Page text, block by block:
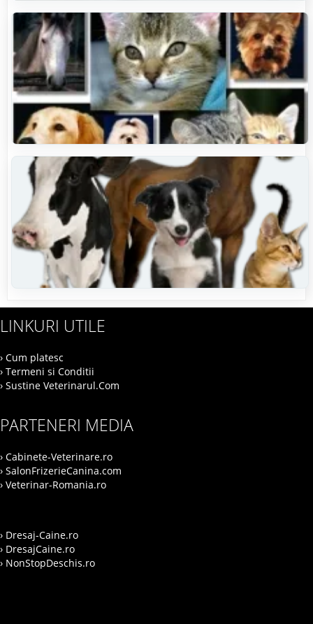
LINKURI UTILE
› Cum platesc
› Termeni si Conditii
› Sustine Veterinarul.Com
PARTENERI MEDIA
› Cabinete-Veterinare.ro
› SalonFrizerieCanina.com
› Veterinar-Romania.ro
› Dresaj-Caine.ro
› DresajCaine.ro
› NonStopDeschis.ro